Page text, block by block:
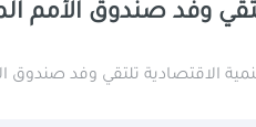
وفد صندوق
الاقتصادية تلتقي وفد